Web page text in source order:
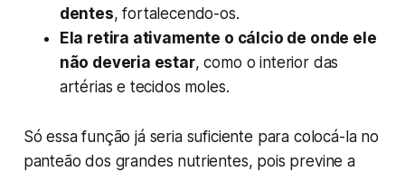
dentes, fortalecendo-os.
Ela retira ativamente o cálcio de onde ele
não deveria estar, como o interior das
artérias e tecidos moles.
Só essa função já seria suficiente para colocá-la no
panteão dos grandes nutrientes, pois previne a